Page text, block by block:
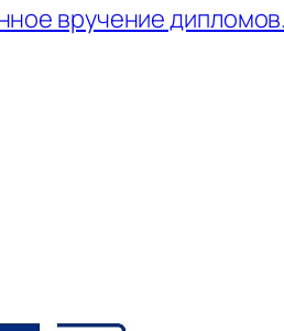
вручение дипломов.